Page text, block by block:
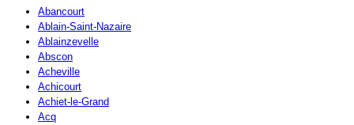
Abancourt
Ablain-Saint-Nazaire
Ablainzevelle
Abscon
Acheville
Achicourt
Achiet-le-Grand
Acq